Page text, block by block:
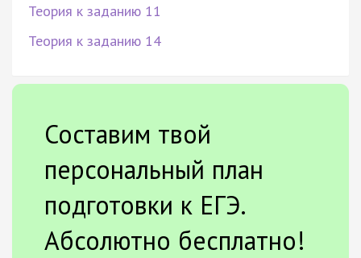
Теория к заданию 11
Теория к заданию 14
Составим твой
персональный план
подготовки к ЕГЭ.
Абсолютно бесплатно!